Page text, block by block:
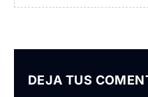
DEJA TUS